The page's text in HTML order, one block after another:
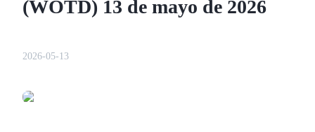
(WOTD) 13 de mayo de 2026
2026-05-13